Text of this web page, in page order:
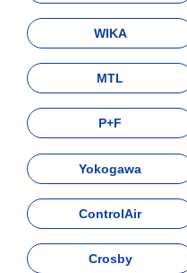
WIKA
MTL
P+F
Yokogawa
ControlAir
Crosby